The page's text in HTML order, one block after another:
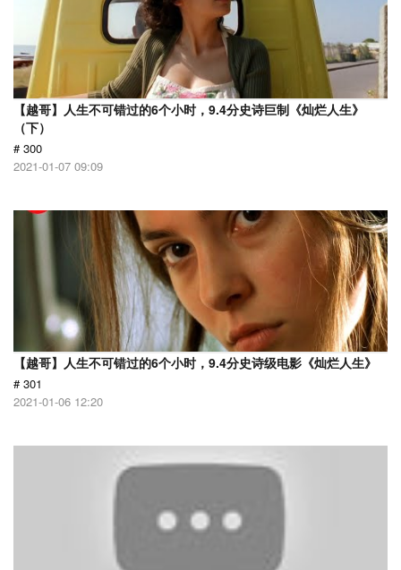
【越哥】人生不可错过的6个小时，9.4分史诗巨制《灿烂人生》
（下）
# 300
2021-01-07 09:09
【越哥】人生不可错过的6个小时，9.4分史诗级电影《灿烂人生》
# 301
2021-01-06 12:20